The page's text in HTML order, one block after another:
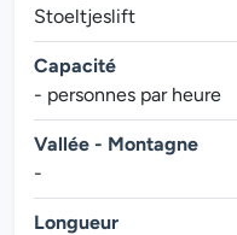
Stoeltjeslift
Capacité
- personnes par heure
Vallée - Montagne
-
Longueur